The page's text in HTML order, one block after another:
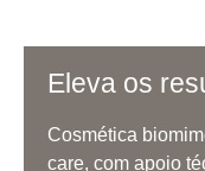
Eleva os
Cosmética
care, com apoio